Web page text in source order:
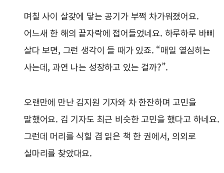
며칠 사이 살갗에 닿는 공기가 부쩍 차가워졌어요.
어느새 한 해의 끝자락에 접어들었네요. 하루하루 바삐
살다 보면, 그런 생각이 들 때가 있죠. “매일 열심히는
사는데, 과연 나는 성장하고 있는 걸까?”.
오랜만에 만난 김지원 기자와 차 한잔하며 고민을
말했어요. 김 기자도 최근 비슷한 고민을 했다고 하네요.
그런데 머리를 식힐 겸 읽은 책 한 권에서, 의외로
실마리를 찾았대요.